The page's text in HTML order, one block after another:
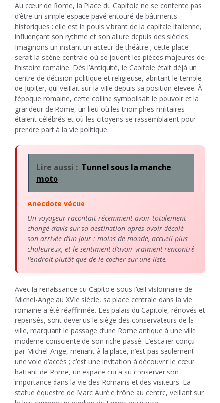
Au cœur de Rome, la Place du Capitole ne se contente pas
d’être un simple espace pavé entouré de bâtiments
historiques ; elle est le pouls vibrant de la capitale italienne,
influençant son rythme et son allure depuis des siècles.
Imaginons un instant un acteur de théâtre ; cette place
serait la scène centrale où se jouent les pièces majeures de
l’histoire romaine. Dès l’Antiquité, le Capitole était déjà un
centre de décision politique et religieuse, abritant le temple
de Jupiter, qui veillait sur la ville depuis sa position élevée. À
l’époque romaine, cette colline symbolisait le pouvoir et la
grandeur de Rome, un lieu où les triomphes militaires
étaient célébrés et où les citoyens se rassemblaient pour
prendre part à la vie politique.
Lire aussi : Tunnel sous la manche
moto
Anecdote vécue
Un voyageur racontait récemment avoir totalement
changé d’avis sur sa destination après avoir décalé
son arrivée d’un jour : moins de monde, accueil plus
chaleureux, et le sentiment d’avoir vraiment rencontré
l’endroit plutôt que de le cocher sur une liste.
Avec la renaissance du Capitole sous l’œil visionnaire de
Michel-Ange au XVIe siècle, sa place centrale dans la vie
romaine a été réaffirmée. Les palais du Capitole, rénovés et
repensés, sont devenus le siège des conservateurs de la
ville, marquant le passage d’une Rome antique à une ville
moderne consciente de son riche passé. L’escalier conçu
par Michel-Ange, menant à la place, n’est pas seulement
une voie d’accès ; c’est une invitation à découvrir le cœur
battant de Rome, un espace qui a su conserver son
importance dans la vie des Romains et des visiteurs. La
statue équestre de Marc Aurèle trône au centre, veillant sur